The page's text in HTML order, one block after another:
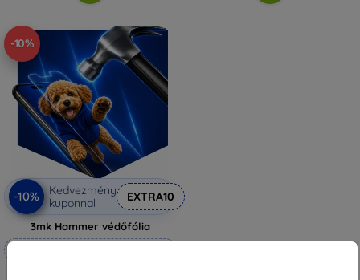
-10%
-10%
Kedvezmény
kuponnal
EXTRA10
3mk Hammer védőfólia